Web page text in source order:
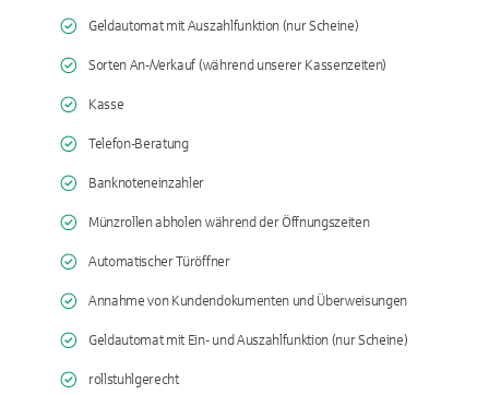
Geldautomat mit Auszahlfunktion (nur Scheine)
Sorten An-/Verkauf (während unserer Kassenzeiten)
Kasse
Telefon-Beratung
Banknoteneinzahler
Münzrollen abholen während der Öffnungszeiten
Automatischer Türöffner
Annahme von Kundendokumenten und Überweisungen
Geldautomat mit Ein- und Auszahlfunktion (nur Scheine)
rollstuhlgerecht